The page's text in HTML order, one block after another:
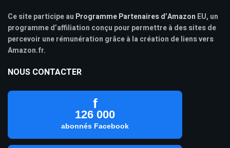
Ce site participe au Programme Partenaires d’Amazon EU, un
programme d’affiliation conçu pour permettre à des sites de
percevoir une rémunération grâce à la création de liens vers
Amazon.fr.
NOUS CONTACTER
f
126 000
abonnés Facebook